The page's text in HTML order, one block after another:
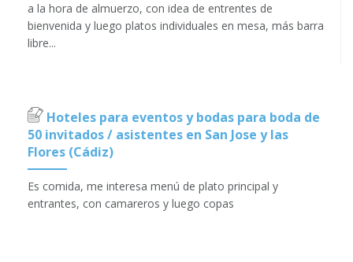
a la hora de almuerzo, con idea de entrentes de
bienvenida y luego platos individuales en mesa, más barra
libre...
Hoteles para eventos y bodas para boda de
50 invitados / asistentes en San Jose y las
Flores (Cádiz)
Es comida, me interesa menú de plato principal y
entrantes, con camareros y luego copas